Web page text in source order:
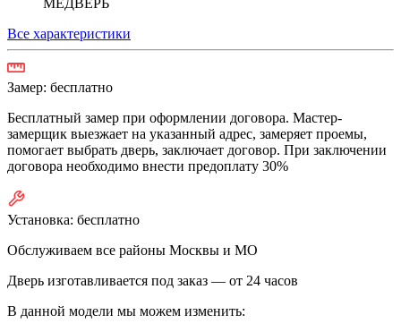
МЕДВЕРЬ
Все характеристики
Замер: бесплатно
Бесплатный замер при оформлении договора. Мастер-
замерщик выезжает на указанный адрес, замеряет проемы,
помогает выбрать дверь, заключает договор. При заключении
договора необходимо внести предоплату 30%
Установка: бесплатно
Обслуживаем все районы Москвы и МО
Дверь изготавливается под заказ — от 24 часов
В данной модели мы можем изменить: